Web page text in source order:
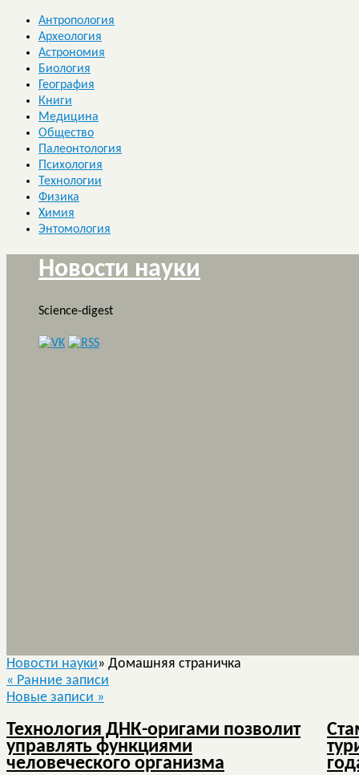
Антропология
Археология
Астрономия
Биология
География
Книги
Медицина
Общество
Палеонтология
Психология
Технологии
Физика
Химия
Энтомология
Новости науки
Science-digest
Новости науки» Домашняя страничка
« Ранние записи
Новые записи »
Технология ДНК-оригами позволит
управлять функциями
человеческого организма